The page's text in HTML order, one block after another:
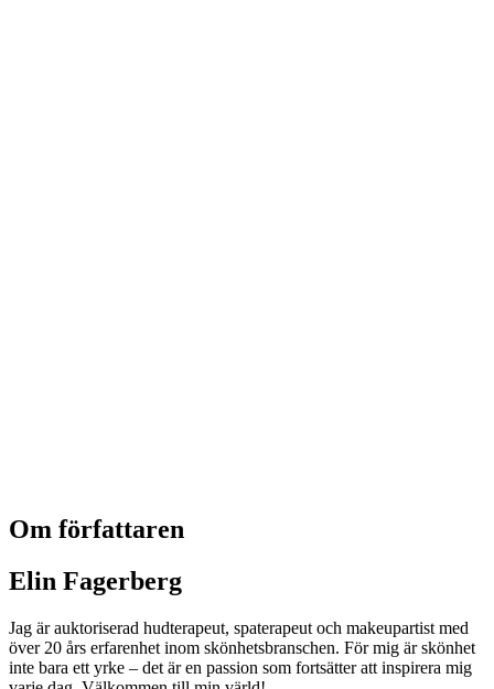
Om författaren
Elin Fagerberg
Jag är auktoriserad hudterapeut, spaterapeut och makeupartist med
över 20 års erfarenhet inom skönhetsbranschen. För mig är skönhet
inte bara ett yrke – det är en passion som fortsätter att inspirera mig